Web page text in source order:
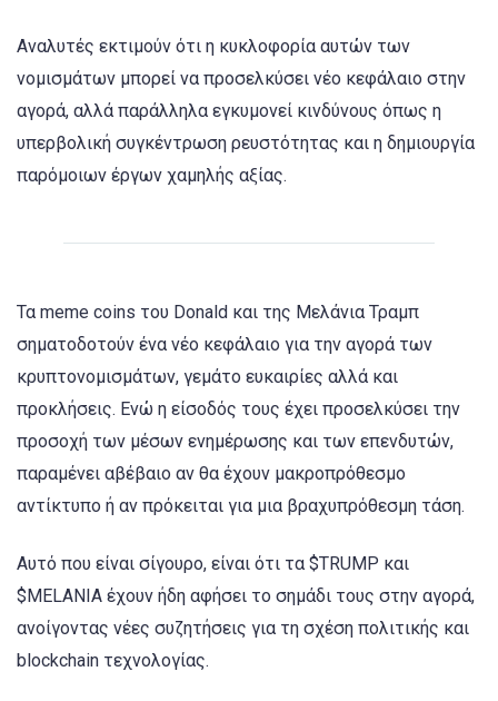
Αναλυτές εκτιμούν ότι η κυκλοφορία αυτών των
νομισμάτων μπορεί να προσελκύσει νέο κεφάλαιο στην
αγορά, αλλά παράλληλα εγκυμονεί κινδύνους όπως η
υπερβολική συγκέντρωση ρευστότητας και η δημιουργία
παρόμοιων έργων χαμηλής αξίας.
Τα meme coins του Donald και της Μελάνια Τραμπ
σηματοδοτούν ένα νέο κεφάλαιο για την αγορά των
κρυπτονομισμάτων, γεμάτο ευκαιρίες αλλά και
προκλήσεις. Ενώ η είσοδός τους έχει προσελκύσει την
προσοχή των μέσων ενημέρωσης και των επενδυτών,
παραμένει αβέβαιο αν θα έχουν μακροπρόθεσμο
αντίκτυπο ή αν πρόκειται για μια βραχυπρόθεσμη τάση.
Αυτό που είναι σίγουρο, είναι ότι τα $TRUMP και
$MELANIA έχουν ήδη αφήσει το σημάδι τους στην αγορά,
ανοίγοντας νέες συζητήσεις για τη σχέση πολιτικής και
blockchain τεχνολογίας.